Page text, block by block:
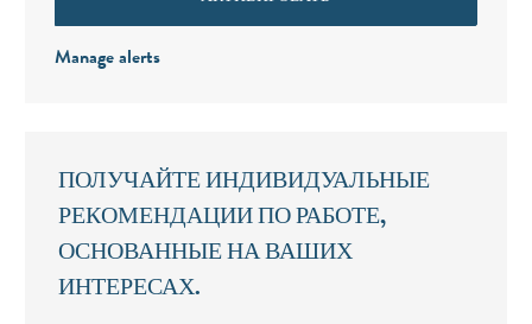
Manage alerts
ПОЛУЧАЙТЕ ИНДИВИДУАЛЬНЫЕ
РЕКОМЕНДАЦИИ ПО РАБОТЕ,
ОСНОВАННЫЕ НА ВАШИХ
ИНТЕРЕСАХ.